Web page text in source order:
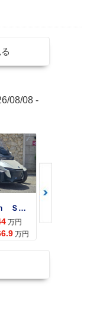
08/08 -
ｃａｎ−ａｍ ＳＰＹＤＥＲ ＲＴ ＬＩＭＩＴＥＤ
万円
万円
スズキ
本体価格: